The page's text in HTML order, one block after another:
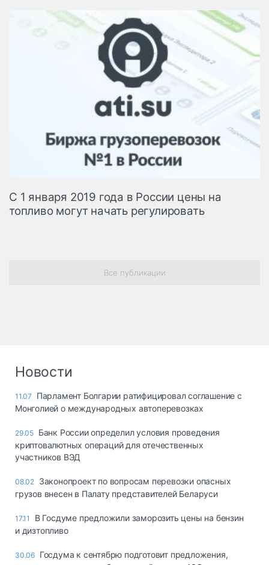
С 1 января 2019 года в России цены на
топливо могут начать регулировать
Все публикации
Новости
11.07
Парламент Болгарии ратифицировал соглашение с
Монголией о международных автоперевозках
29.05 Банк России определил условия проведения
криптовалютных операций для отечественных
участников ВЭД
08.02 Законопроект по вопросам перевозки опасных
грузов внесен в Палату представителей Беларуси
17.11
В Госдуме предложили заморозить цены на бензин
и дизтопливо
30.06 Госдума к сентябрю подготовит предложения,